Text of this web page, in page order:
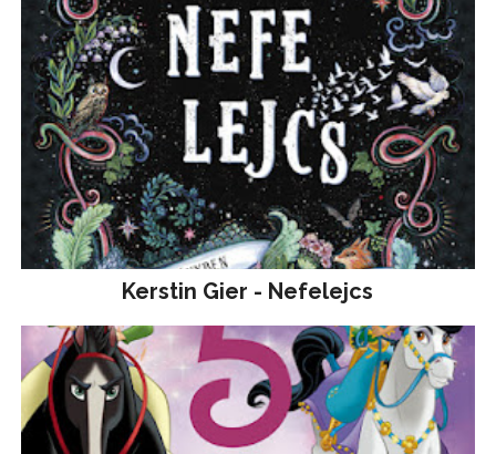
Kerstin Gier - Nefelejcs